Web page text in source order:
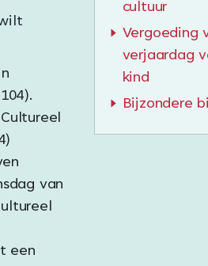
van
een
cultuur
Vergoeding
verjaardag
kind
Bijzondere